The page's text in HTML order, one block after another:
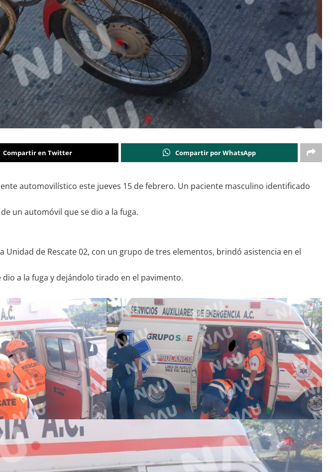
Compartir en Twitter Compartir por WhatsApp
automovilístico este jueves 15 de febrero. Un paciente masculino identificado
un automóvil que se dio a la fuga.
de Rescate 02, con un grupo de tres elementos, brindó asistencia en el
a la fuga y dejándolo tirado en el pavimento.